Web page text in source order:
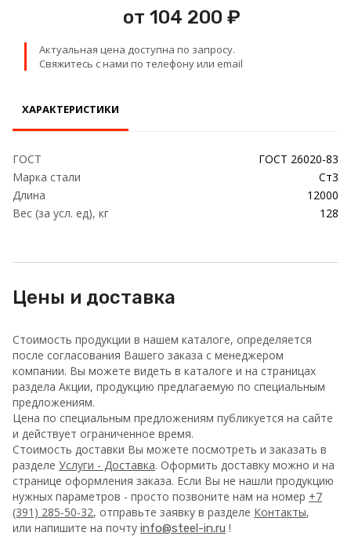
Детали трубопровода
от 104 200 ₽
Актуальная цена доступна по запросу.
Свяжитесь с нами по телефону или email
ХАРАКТЕРИСТИКИ
ГОСТ
ГОСТ 26020-83
Марка стали
Ст3
Длина
12000
Вес (за усл. ед), кг
128
Цены и доставка
Стоимость продукции в нашем каталоге, определяется
после согласования Вашего заказа с менеджером
компании. Вы можете видеть в каталоге и на страницах
раздела Акции, продукцию предлагаемую по специальным
предложениям.
Цена по специальным предложениям публикуется на сайте
и действует ограниченное время.
Стоимость доставки Вы можете посмотреть и заказать в
разделе Услуги - Доставка. Оформить доставку можно и на
странице оформления заказа. Если Вы не нашли продукцию
нужных параметров - просто позвоните нам на номер +7
(391) 285-50-32, отправьте заявку в разделе Контакты,
или напишите на почту info@steel-in.ru !